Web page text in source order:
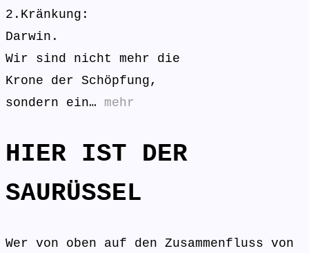
2.Kränkung:
Darwin.
Wir sind nicht mehr die
Krone der Schöpfung,
sondern ein… mehr
HIER IST DER
SAURÜSSEL
Wer von oben auf den Zusammenfluss von